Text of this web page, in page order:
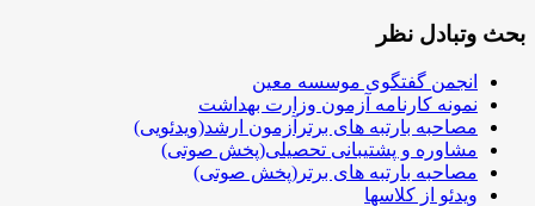
بحث وتبادل نظر
انجمن گفتگوی موسسه معین
نمونه کارنامه آزمون وزارت بهداشت
مصاحبه بارتبه های برترآزمون ارشد(ویدئویی)
مشاوره و پشتیبانی تحصیلی(پخش صوتی)
مصاحبه بارتبه های برتر(پخش صوتی)
ویدئو از کلاسها